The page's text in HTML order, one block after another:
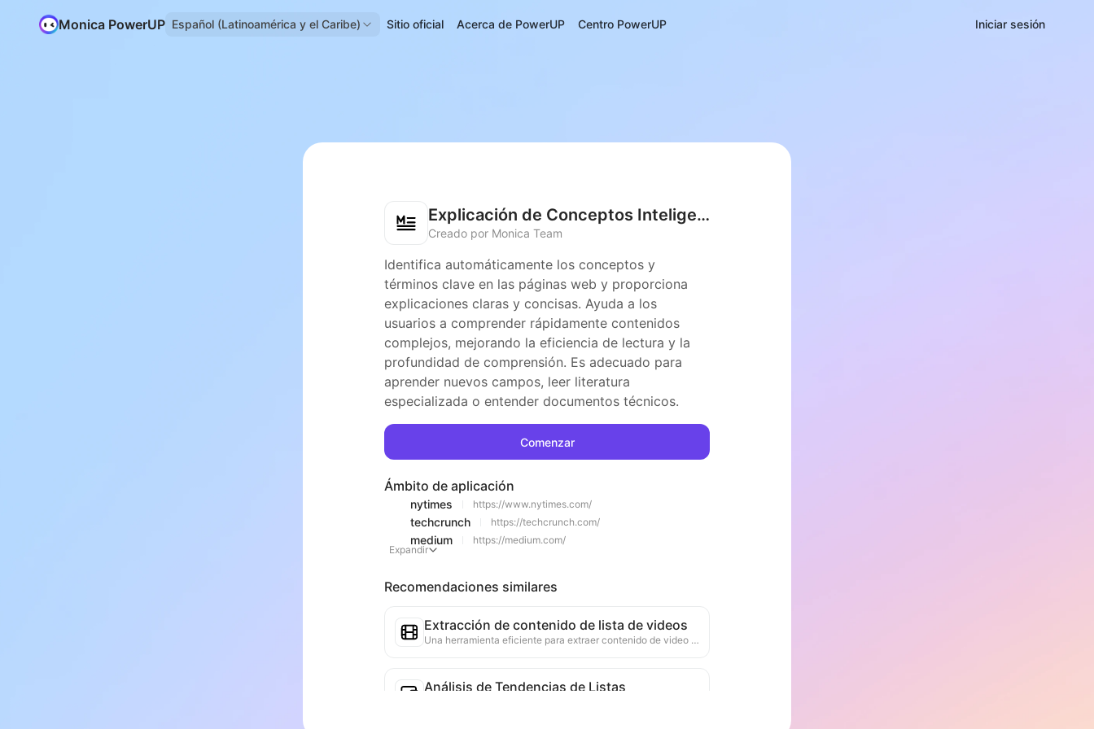
Monica PowerUP Español (Latinoamérica y el Caribe) Sitio oficial Acerca de PowerUP Centro PowerUP Iniciar sesión
Explicación de Conceptos Inteligentes
Creado por Monica Team
Identifica automáticamente los conceptos y
términos clave en las páginas web y proporciona
explicaciones claras y concisas. Ayuda a los
usuarios a comprender rápidamente contenidos
complejos, mejorando la eficiencia de lectura y la
profundidad de comprensión. Es adecuado para
aprender nuevos campos, leer literatura
especializada o entender documentos técnicos.
Comenzar
Ámbito de aplicación
nytimes https://www.nytimes.com/
techcrunch https://techcrunch.com/
medium
https://medium.com/
Expandir
Recomendaciones similares
Extracción de contenido de lista de videos
Una herramienta eficiente para extraer contenido de video de páginas web, capaz de escanear rápidamente las páginas y organizar la información del video en una tabla estructurada en Markdown.
Análisis de Tendencias de Listas